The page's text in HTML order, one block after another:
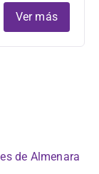
Ver más
de Almenara